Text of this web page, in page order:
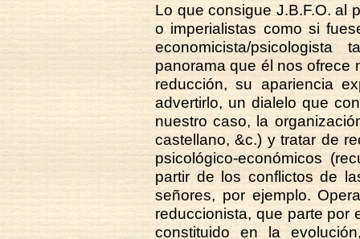
Lo que consigue J.B.F.O. al
o imperialistas como si
economicista/
panorama que él nos ofrece
reducción, su apariencia
advertirlo, un dialelo que
nuestro caso, la
castellano, &c.) y tratar de
psicológico-económicos
partir de los conflictos de
señores, por ejemplo.
reduccionista, que parte por
constituido en la